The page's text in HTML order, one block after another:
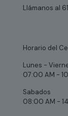
Llámanos al
Horario del
Lunes -
07:00 AM -
Sabados
08:00 AM -